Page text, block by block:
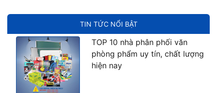
TIN TỨC NỔI BẬT
TOP 10 nhà phân phối văn
phòng phẩm uy tín, chất lượng
hiện nay